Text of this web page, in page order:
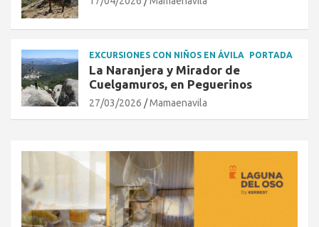
EXCURSIONES CON NIÑOS EN ÁVILA PORTADA
La Naranjera y Mirador de
Cuelgamuros, en Peguerinos
27/03/2026 Mamaenavila